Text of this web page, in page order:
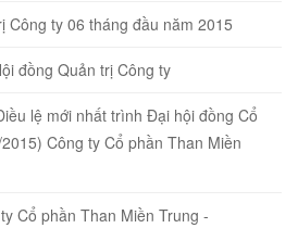
Công ty 06 tháng đầu năm 2015
đồng Quản trị Công ty
lệ mới nhất trình Đại hội đồng Cổ
Công ty Cổ phần Than Miền
Cổ phần Than Miền Trung -